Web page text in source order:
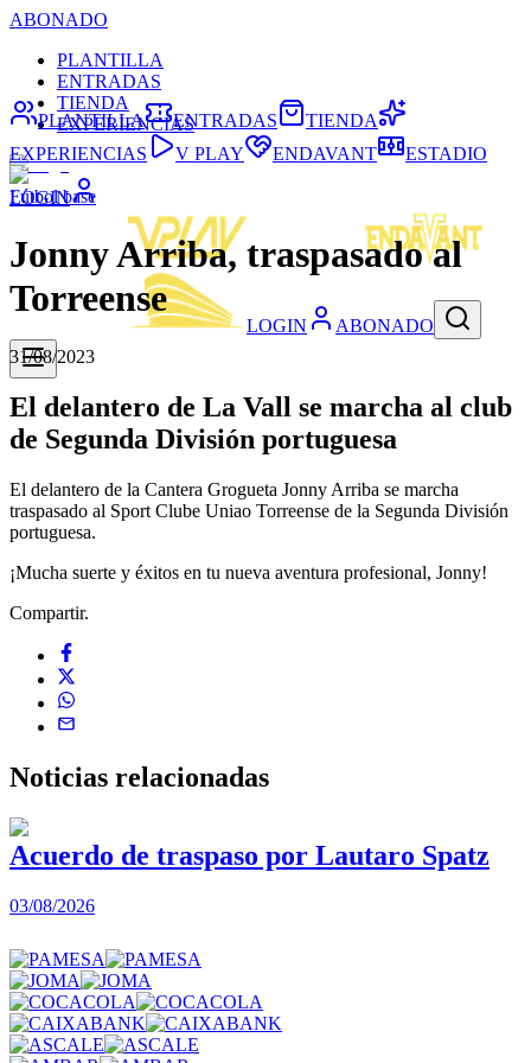
ABONADO
PLANTILLA
ENTRADAS
TIENDA
EXPERIENCIAS
LOGIN
LOGIN ABONADO
PLANTILLA ENTRADAS
TIENDA
EXPERIENCIAS
V PLAY ENDAVANT ESTADIO
Fútbol base
Jonny Arriba, traspasado al
Torreense
31/08/2023
El delantero de La Vall se marcha al club
de Segunda División portuguesa
El delantero de la Cantera Grogueta Jonny Arriba se marcha
traspasado al Sport Clube Uniao Torreense de la Segunda División
portuguesa.
¡Mucha suerte y éxitos en tu nueva aventura profesional, Jonny!
Compartir.
Noticias relacionadas
Acuerdo de traspaso por Lautaro Spatz
03/08/2026